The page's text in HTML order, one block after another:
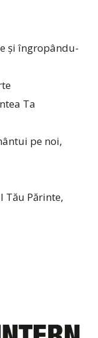
și îngropându-
Ta
pe noi,
Tău Părinte,